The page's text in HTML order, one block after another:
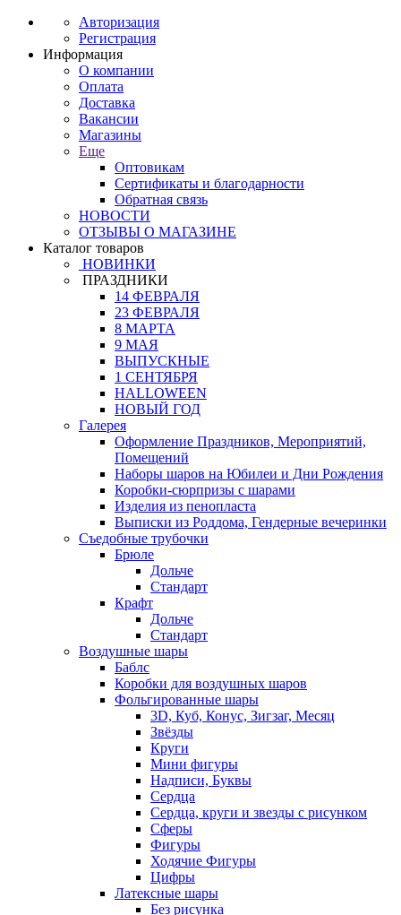
Авторизация
Регистрация
Информация
О компании
Оплата
Доставка
Вакансии
Магазины
Еще
Оптовикам
Сертификаты и благодарности
Обратная связь
НОВОСТИ
ОТЗЫВЫ О МАГАЗИНЕ
Каталог товаров
НОВИНКИ
ПРАЗДНИКИ
14 ФЕВРАЛЯ
23 ФЕВРАЛЯ
8 МАРТА
9 МАЯ
ВЫПУСКНЫЕ
1 СЕНТЯБРЯ
HALLOWEEN
НОВЫЙ ГОД
Галерея
Оформление Праздников, Мероприятий,
Помещений
Наборы шаров на Юбилеи и Дни Рождения
Коробки-сюрпризы с шарами
Изделия из пенопласта
Выписки из Роддома, Гендерные вечеринки
Съедобные трубочки
Брюле
Дольче
Стандарт
Крафт
Дольче
Стандарт
Воздушные шары
Баблс
Коробки для воздушных шаров
Фольгированные шары
3D, Куб, Конус, Зигзаг, Месяц
Звёзды
Круги
Мини фигуры
Надписи, Буквы
Сердца
Сердца, круги и звезды с рисунком
Сферы
Фигуры
Ходячие Фигуры
Цифры
Латексные шары
Без рисунка